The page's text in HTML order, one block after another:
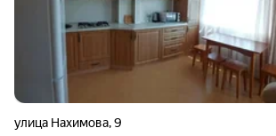
улица Нахимова,9